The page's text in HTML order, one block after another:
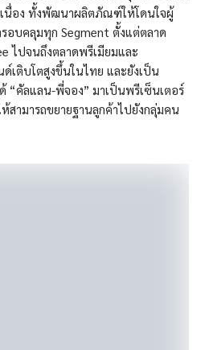
เนื่อง ทั้งพัฒนาผลิตภัณฑ์ให้โดนใจผู้
อบคลุมทุก Segment ตั้งแต่ตลาด
ไปจนถึงตลาดพรีเมียมและ
เติบโตสูงขึ้นในไทย และยังเป็น
“คัลแลน-พี่จอง” มาเป็นพรีเซ็นเตอร์
สามารถขยายฐานลูกค้าไปยังกลุ่มคน